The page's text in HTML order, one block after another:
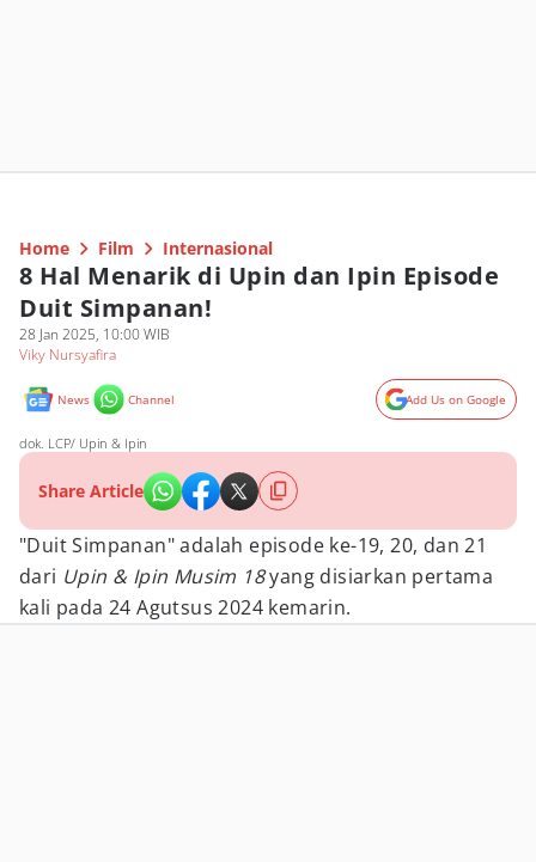
Home Film Internasional
8 Hal Menarik di Upin dan Ipin Episode
Duit Simpanan!
28 Jan 2025, 10:00 WIB
Viky Nursyafira
News Channel Add Us on Google
dok. LCP/ Upin & Ipin
Share Article
"Duit Simpanan" adalah episode ke-19, 20, dan 21
dari Upin & Ipin Musim 18yang disiarkan pertama
kali pada 24 Agutsus 2024 kemarin.